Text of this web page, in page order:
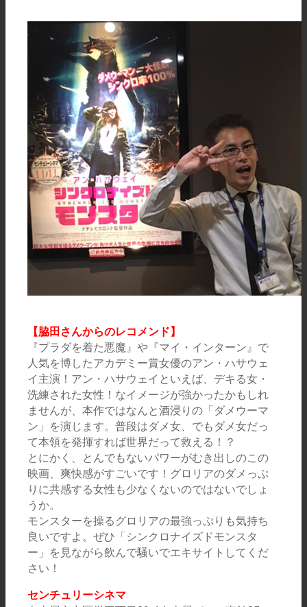
【脇田さんからのレコメンド】
『プラダを着た悪魔』や『マイ・インターン』で
人気を博したアカデミー賞女優のアン・ハサウェ
イ主演！アン・ハサウェイといえば、デキる女・
洗練された女性！なイメージが強かったかもしれ
ませんが、本作ではなんと酒浸りの「ダメウーマ
ン」を演じます。普段はダメ女、でもダメ女だっ
て本領を発揮すれば世界だって救える！？
とにかく、とんでもないパワーがむき出しのこの
映画、爽快感がすごいです！グロリアのダメっぷ
りに共感する女性も少なくないのではないでしょ
うか。
モンスターを操るグロリアの最強っぷりも気持ち
良いですよ。ぜひ「シンクロナイズドモンスタ
ー」を見ながら飲んで騒いでエキサイトしてくだ
さい！
センチュリーシネマ